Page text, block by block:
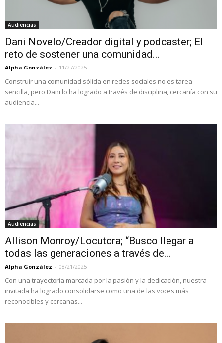
Audiencias
Dani Novelo/Creador digital y podcaster; El
reto de sostener una comunidad...
Alpha González - 11/27/2025
Construir una comunidad sólida en redes sociales no es tarea
sencilla, pero Dani lo ha logrado a través de disciplina, cercanía con su
audiencia...
Audiencias
Allison Monroy/Locutora; “Busco llegar a
todas las generaciones a través de...
Alpha González - 08/21/2025
Con una trayectoria marcada por la pasión y la dedicación, nuestra
invitada ha logrado consolidarse como una de las voces más
reconocibles y cercanas...